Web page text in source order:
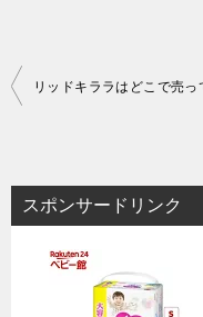
投
ビ
ゲ
スポンサードリンク